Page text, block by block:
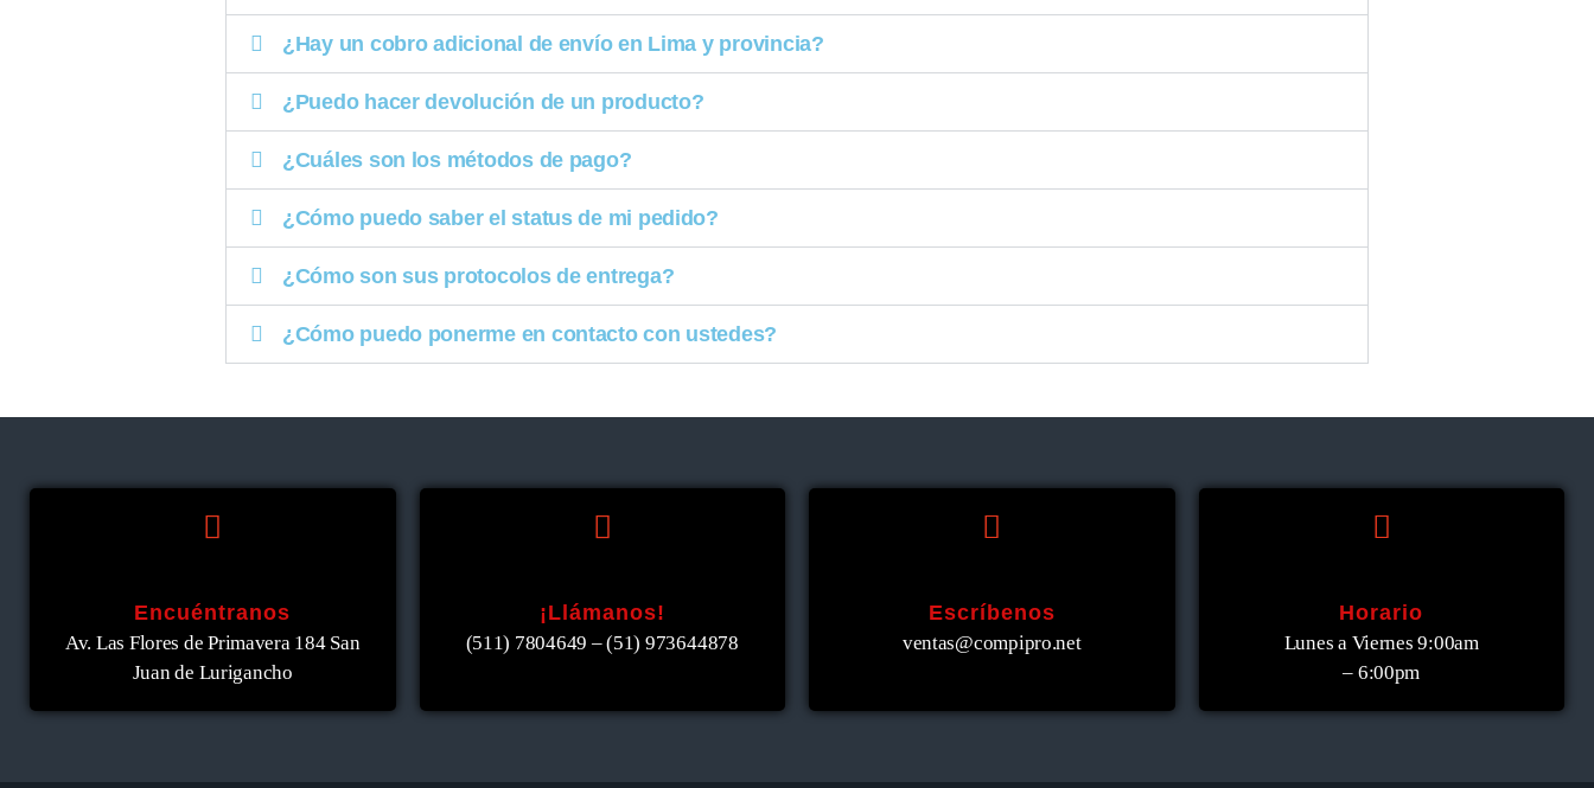
¿Hay un cobro adicional de envío en Lima y provincia?
¿Puedo hacer devolución de un producto?
¿Cuáles son los métodos de pago?
¿Cómo puedo saber el status de mi pedido?
¿Cómo son sus protocolos de entrega?
¿Cómo puedo ponerme en contacto con ustedes?
Encuéntranos
Av. Las Flores de Primavera 184 San
Juan de Lurigancho
¡Llámanos!
(511) 7804649 – (51) 973644878
Escríbenos
ventas@compipro.net
Horario
Lunes a Viernes 9:00am
– 6:00pm